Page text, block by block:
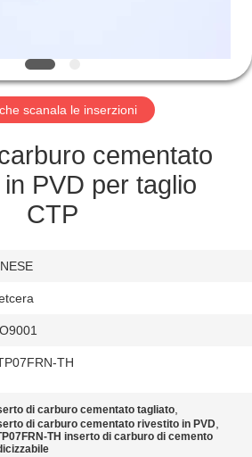
scanala le inserzioni
cementato
PVD per taglio
CTP
TH
di carburo cementato tagliato,
di carburo cementato rivestito in PVD,
TH inserto di carburo di cemento